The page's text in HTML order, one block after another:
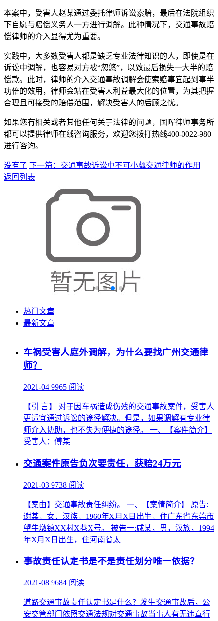
本案中，受害人赵某通过委托律师诉讼索赔，最后在法院组织
下自愿与赔偿义务人一方进行调解。此种情况下，交通事故赔
偿律师的介入显得尤为重要。
实践中，大多数受害人都是缺乏专业法律知识的人，即使是在
诉讼中调解，也容易对方被“忽悠”，以致最后损失一大半的赔
偿款。此时，律师的介入交通事故调解会使索赔事宜起到事半
功倍的效用，律师会站在受害人利益最大化的位置，为其把握
合理且可接受的赔偿范围，解决受害人的后顾之忧。
如果您有相关或者其他任何关于法律的问题，国晖律师事务所
都可以提供律师在线咨询服务，欢迎您拨打热线400-0022-980
进行咨询。
没有了 下一篇：交通事故诉讼中不可小觑交通律师的作用
返回列表
热门文章
最新文章
车祸受害人庭外调解，为什么要找广州交通律
师？
2021-04 9965 阅读
【引 言】 对于因车祸造成伤残的交通事故案件，受害人
更适宜通过诉讼的途径解决。但是，如果调解有专业律
师介入协助，也不失为便捷的途径。 一、【案件简介】
受害人：傅某
交通案件原告负次要责任，获赔24万元
2021-03 9738 阅读
【案由】交通事故责任纠纷。 一、【案情简介】 原告:
谢某，女，汉族，1960年X月X日出生，住广东省东莞市
望牛墩镇XX村X巷X号。 被告一:咸某，男，汉族，1994
年X月X日出生，住河南省太
事故责任认定书是不是责任划分唯一依据？
2021-08 9684 阅读
道路交通事故责任认定书是什么？发生交通事故后，公
安交管部门依照交通法规对交通事故当事人有无违章行